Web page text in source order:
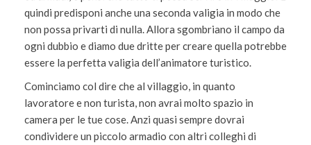
quindi predisponi anche una seconda valigia in modo che
non possa privarti di nulla. Allora sgombriano il campo da
ogni dubbio e diamo due dritte per creare quella potrebbe
essere la perfetta valigia dell’animatore turistico.
Cominciamo col dire che al villaggio, in quanto
lavoratore e non turista, non avrai molto spazio in
camera per le tue cose. Anzi quasi sempre dovrai
condividere un piccolo armadio con altri colleghi di